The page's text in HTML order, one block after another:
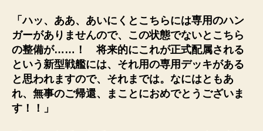
「ハッ、ああ、あいにくとこちらには専用のハン
ガーがありませんので、この状態でないとこちら
の整備が……！ 将来的にこれが正式配属される
という新型戦艦には、それ用の専用デッキがある
と思われますので、それまでは。なにはともあ
れ、無事のご帰還、まことにおめでとうございま
す！！」